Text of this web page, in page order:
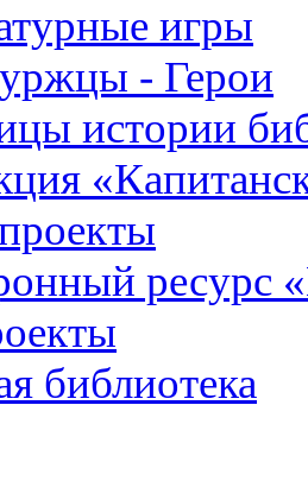
игры
- Герои
истории
ресурс
библиотека